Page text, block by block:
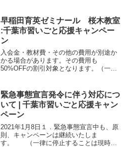
参加人数が1人の場合25...
早稲田育英ゼミナール 桜木教室
:千葉市習いごと応援キャンペー
ン
入会金・教材費・その他の費用が別途か
かる場合があります。その費用も
50%OFFの割引対象となります。（一部
01-01事業者提供価格20,700円▶10,350円
利用...
緊急事態宣言発令に伴う対応につ
いて | 千葉市習いごと応援キャン
ペーン
2021年1月8日１．緊急事態宣言中も、原
則、キャンペーンは継続いたしま
す。 （一律に停止することは現時点